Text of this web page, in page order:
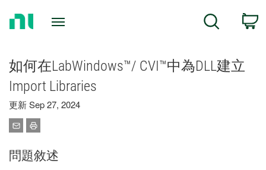
Search
如何在LabWindows™/ CVI™中為DLL建立
Import Libraries
更新 Sep 27, 2024
問題敘述